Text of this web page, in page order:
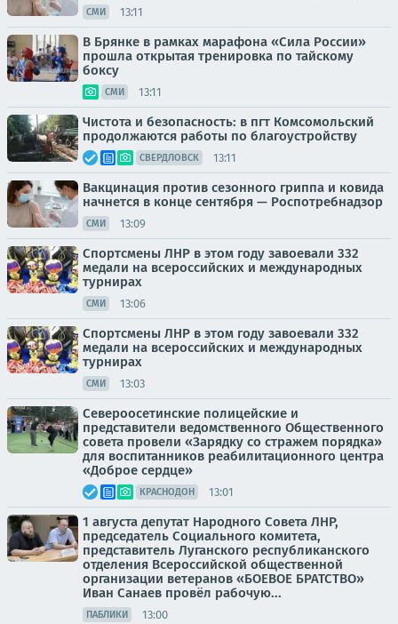
СМИ 13:11
В Брянке в рамках марафона «Сила России»
прошла открытая тренировка по тайскому
боксу
СМИ 13:11
Чистота и безопасность: в пгт Комсомольский
продолжаются работы по благоустройству
СВЕРДЛОВСК 13:11
Вакцинация против сезонного гриппа и ковида
начнется в конце сентября — Роспотребнадзор
СМИ 13:09
Спортсмены ЛНР в этом году завоевали 332
медали на всероссийских и международных
турнирах
СМИ 13:06
Спортсмены ЛНР в этом году завоевали 332
медали на всероссийских и международных
турнирах
СМИ 13:03
Североосетинские полицейские и
представители ведомственного Общественного
совета провели «Зарядку со стражем порядка»
для воспитанников реабилитационного центра
«Доброе сердце»
КРАСНОДОН 13:01
1 августа депутат Народного Совета ЛНР,
председатель Социального комитета,
представитель Луганского республиканского
отделения Всероссийской общественной
организации ветеранов «БОЕВОЕ БРАТСТВО»
Иван Санаев провёл рабочую...
ПАБЛИКИ 13:00